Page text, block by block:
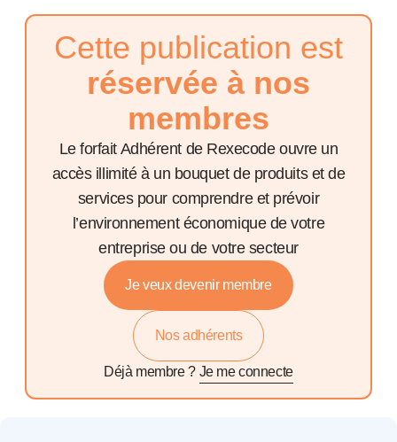
Cette publication est
réservée à nos
membres
Le forfait Adhérent de Rexecode ouvre un
accès illimité à un bouquet de produits et de
services pour comprendre et prévoir
l’environnement économique de votre
entreprise ou de votre secteur
Je veux devenir membre
Nos adhérents
Déjà membre ? Je me connecte